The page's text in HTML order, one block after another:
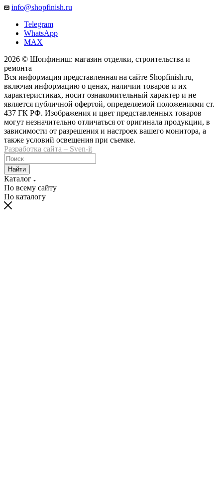
info@shopfinish.ru
Telegram
WhatsApp
MAX
2026 © Шопфиниш: магазин отделки, строительства и
ремонта
Вся информация представленная на сайте Shopfinish.ru,
включая информацию о ценах, наличии товаров и их
характеристиках, носит ознакомительный характер и не
является публичной офертой, определяемой положениями ст.
437 ГК РФ. Изображения и цвет представленных товаров
могут незначительно отличаться от оригинала продукции, в
зависимости от разрешения и настроек вашего монитора, а
также условий освещения при съемке.
Разработка сайта – Sven-it
Найти
Каталог
По всему сайту
По каталогу